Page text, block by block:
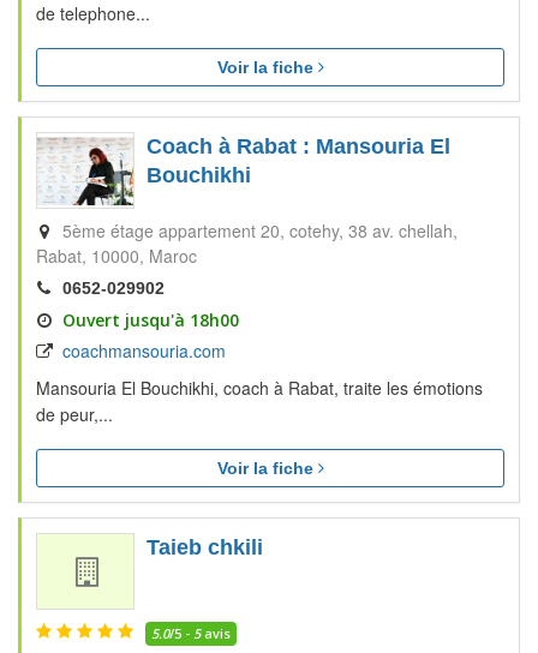
de telephone...
Voir la fiche
Coach à Rabat : Mansouria El
Bouchikhi
5ème étage appartement 20, cotehy, 38 av. chellah
Rabat 10000 Maroc
0652-029902
Ouvert jusqu'à 18h00
coachmansouria.com
Mansouria El Bouchikhi, coach à Rabat, traite les émotions
de peur,...
Voir la fiche
Taieb chkili
5.0/5 - 5avis